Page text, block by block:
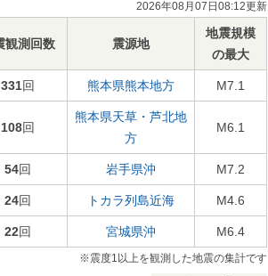
2026年08月07日08:12更新
観測回数 震源地
地震規模
の最大
331回 熊本県熊本地方 M7.1
108回
熊本県天草・芦北地
方
M6.1
54回 岩手県沖 M7.2
24回 トカラ列島近海 M4.6
22回 宮城県沖 M6.4
※震度1以上を観測した地震の集計です